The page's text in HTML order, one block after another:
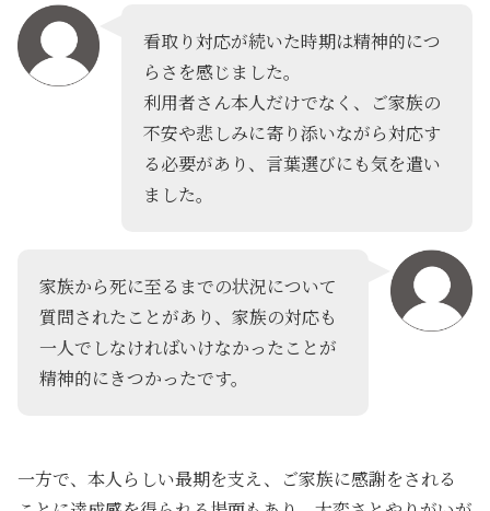
看取り対応が続いた時期は精神的につ
らさを感じました。
利用者さん本人だけでなく、ご家族の
不安や悲しみに寄り添いながら対応す
る必要があり、言葉選びにも気を遣い
ました。
家族から死に至るまでの状況について
質問されたことがあり、家族の対応も
一人でしなければいけなかったことが
精神的にきつかったです。
一方で、本人らしい最期を支え、ご家族に感謝をされる